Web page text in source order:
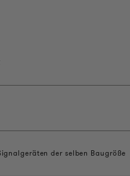
der selben Baugröße